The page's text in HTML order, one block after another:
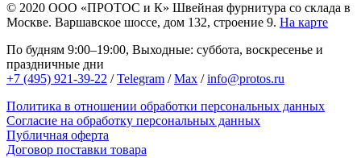
© 2020 ООО «ПРОТОС и К» Швейная фурнитура со склада в
Москве. Варшавское шоссе, дом 132, строение 9. На карте
По будням 9:00–19:00, Выходные: суббота, воскресенье и
праздничные дни
+7 (495) 921-39-22 /Telegram /Max /info@protos.ru
Политика в отношении обработки персональных данных
Согласие на обработку персональных данных
Публичная оферта
Договор поставки товара